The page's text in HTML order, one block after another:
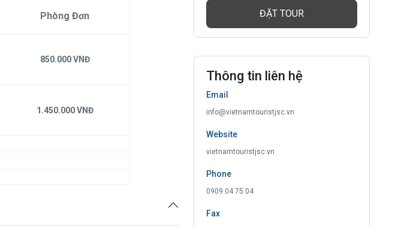
Phòng Đơn
850.000 VNĐ
1.450.000 VNĐ
ĐẶT TOUR
Thông tin liên hệ
Email
info@vietnamtouristjsc.vn
Website
vietnamtouristjsc.vn
Phone
0909 04 75 04
Fax